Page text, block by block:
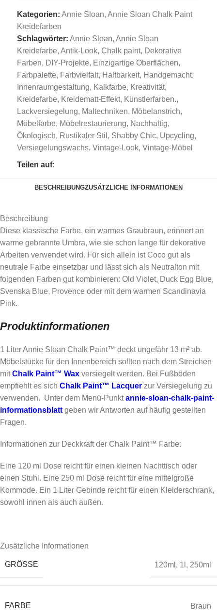
Kategorien: Annie Sloan, Annie Sloan Chalk Paint
Kreidefarben
Schlagwörter: Annie Sloan, Annie Sloan
Kreidefarbe, Antik-Look, Chalk paint, Dekorative
Farben, DIY-Projekte, Einzigartige Oberflächen,
Farbpalette, Farbvielfalt, Haltbarkeit, Handgemacht,
Innenraumgestaltung, Kalkfarbe, Kreativität,
Kreidefarbe, Kreidematt-Effekt, Künstlerfarben.,
Lackversiegelung, Maltechniken, Möbelanstrich,
Möbelfarbe, Möbelrestaurierung, Nachhaltig,
Ökologisch, Rustikaler Stil , Shabby Chic, Upcycling,
Versiegelungswachs, Vintage-Look, Vintage-Möbel
Teilen auf:
BESCHREIBUNGZUSÄTZLICHE INFORMATIONEN
Beschreibung
Diese klassische Farbe, ein warmes Graubraun, erinnert an
warme gebrannte Umbra, wie sie schon lange für dekorative
Arbeiten verwendet wird. Für sich allein ist Coco gut als
neutrale Farbe einsetzbar und lässt sich als Neutralton mit
folgenden Farben gut kombinieren: Old Violet, Duck Egg Blue,
Svenska Blue, Provence oder mit dem warmen Scandinavia
Pink.
Produktinformationen
1 Liter Annie Sloan Chalk Paint™ deckt ungefähr 13 m² ab.
Möbelstücke für den Innenbereich sollten nach dem Streichen
mitChalk Paint™ Wax versiegelt werden. Bei Fußböden
empfiehlt es sich Chalk Paint™ Lacquer zur Versiegelung zu
verwenden. Unter dem Menü-Punktannie-sloan-chalk-paint-
informationsblatt geben wir Antworten auf häufig gestellten
Fragen.
Informationen zur Deckkraft der Chalk Paint™ Farbe:
Eine 120 ml Dose reicht für einen kleinen Nachttisch oder
einen Stuhl. Eine 250 ml Dose reicht für eine mittelgroße
Kommode. Ein 1 Liter Gebinde reicht für einen Kleiderschrank,
sowohl innen als auch außen.
Zusätzliche Informationen
GRÖSSE 120ml , 1l , 250ml
FARBE Braun